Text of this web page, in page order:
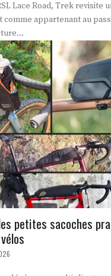
Lace Road, Trek revisite
appartenant au
petites sacoches